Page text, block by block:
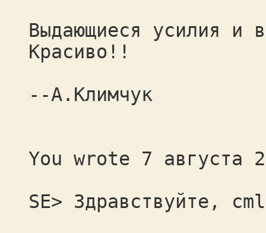
Выдающиеся усилия и
Красиво!!
--А.Климчук
You wrote 7 августа
SE> Здравствуйте,